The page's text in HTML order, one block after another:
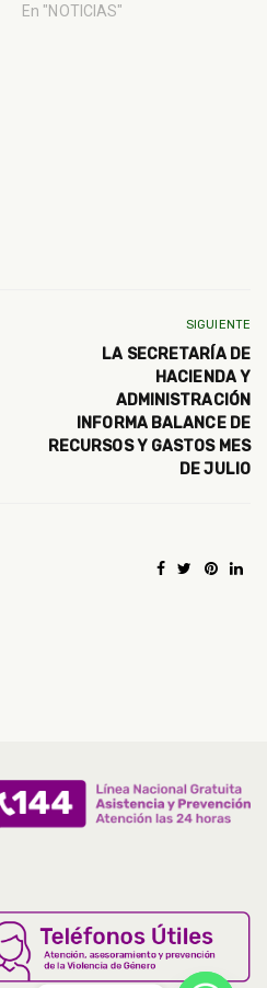
En "NOTICIAS"
SIGUIENTE
LA SECRETARÍA DE
HACIENDA Y
ADMINISTRACIÓN
INFORMA BALANCE DE
RECURSOS Y GASTOS MES
DE JULIO